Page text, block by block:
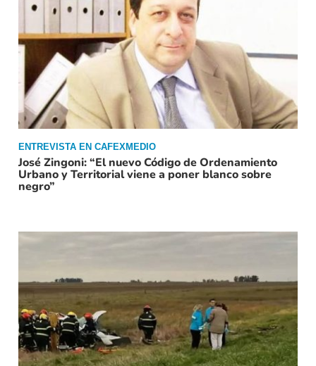
ENTREVISTA EN CAFEXMEDIO
José Zingoni: “El nuevo Código de Ordenamiento
Urbano y Territorial viene a poner blanco sobre
negro”